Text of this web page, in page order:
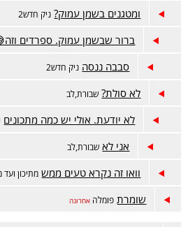
ומטגנים בשמן עמוק? ניק חדש2
ברור שבשמן עמוק. ספרדים
סבבה ננסה ניק חדש2
לא סולת? שבורת,לב
לא יודעת. אולי יש כמה מתכונים
אני לא שבורת,לב
וואו זה נקרא טעים ממש מתיכון ועד
שומרת פומלה אחרונה